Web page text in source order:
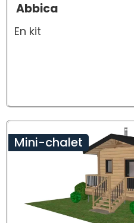
Abbica
En kit
Mini-chalet